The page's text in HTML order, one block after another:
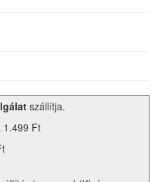
szállítja.
1.499 Ft